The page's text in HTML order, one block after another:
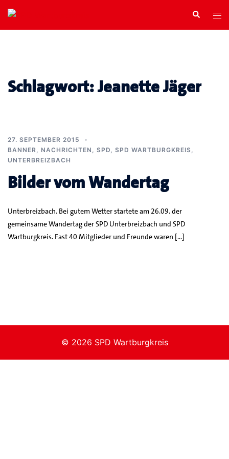
Zum
Inhalt
springen
Search
Schlagwort:Jeanette Jäger
27. SEPTEMBER 2015
BANNER
NACHRICHTEN SPD SPD WARTBURGKREIS
UNTERBREIZBACH
Bilder vom Wandertag
Unterbreizbach. Bei gutem Wetter startete am 26.09. der
gemeinsame Wandertag der SPD Unterbreizbach und SPD
Wartburgkreis. Fast 40 Mitglieder und Freunde waren […]
© 2026 SPD Wartburgkreis